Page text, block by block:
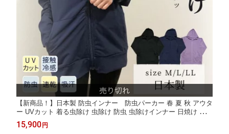
【新商品！】日本製 防虫インナー 防虫パーカー 春 夏 秋 アウタ
ー UVカット 着る虫除け 虫除け 防虫 虫除けインナー 日焼け 自転
車 キャンプ アウトドア 釣り 園芸 作業服 ツーリング サイクリン
グ M L LL インナー パーカー フード付き アウター レディース
15,900 円